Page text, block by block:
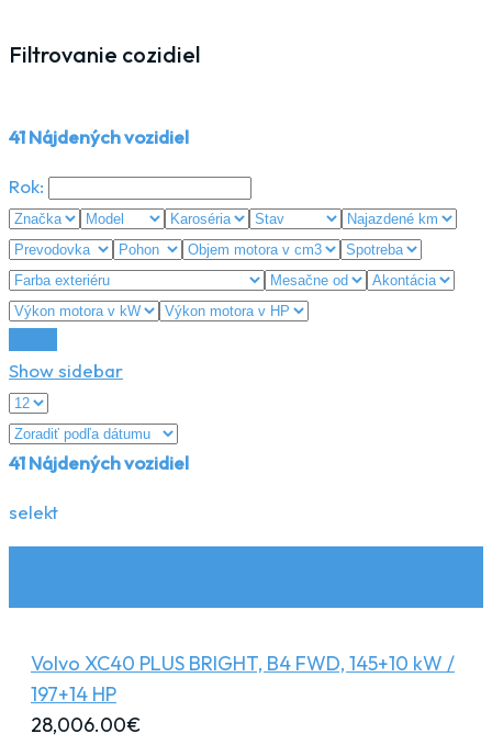
Filtrovanie cozidiel
41Nájdených vozidiel
Rok:
Show sidebar
41Nájdených vozidiel
selekt
Volvo XC40 PLUS BRIGHT, B4 FWD, 145+10 kW /
197+14 HP
28,006.00€